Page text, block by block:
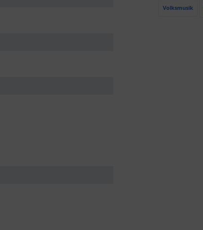
Volksmusik